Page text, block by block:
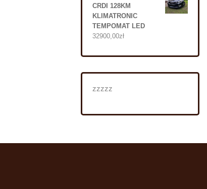
CRDI 128KM
KLIMATRONIC
TEMPOMAT LED
32900,00zł
zzzzz